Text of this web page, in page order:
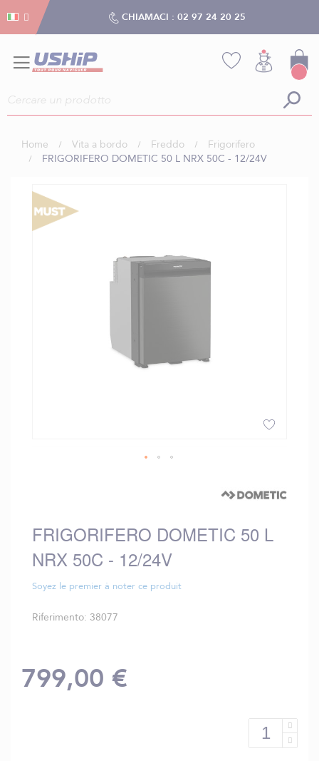
CHIAMACI : 02 97 24 20 25
Home Vita a bordo Freddo
Frigorifero
FRIGORIFERO DOMETIC 50 L NRX 50C - 12/24V
Vai
alla
fine
della
di
immagini
FRIGORIFERO DOMETIC 50 L
NRX 50C - 12/24V
Soyez le premier à noter ce produit
Riferimento 38077
799,00 €
Gestion dei cookies
Gestion dei cookies